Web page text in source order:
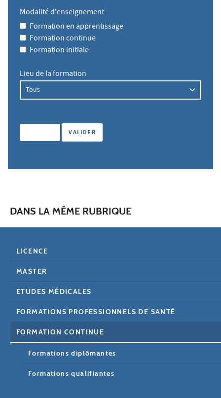
Modalité d'enseignement
Formation en apprentissage
Formation continue
Formation initiale
Lieu de la formation
DANS LA MÊME RUBRIQUE
LICENCE
MASTER
ETUDES MÉDICALES
FORMATIONS PROFESSIONNELS DE SANTÉ
FORMATION CONTINUE
Formations diplômantes
Formations qualifiantes